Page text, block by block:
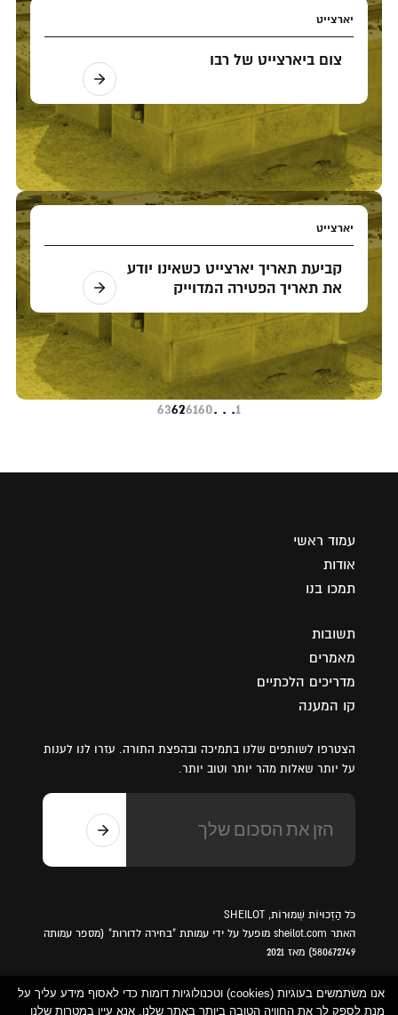
יארצייט
צום ביארצייט של רבו
יארצייט
קביעת תאריך יארצייט כשאינו יודע
את תאריך הפטירה המדוייק
1
. . .
60
61
62
63
עמוד ראשי
אודות
תמכו בנו
תשובות
מאמרים
מדריכים הלכתיים
קו המענה
הצטרפו לשותפים שלנו בתמיכה ובהפצת התורה. עזרו לנו לענות
על יותר שאלות מהר יותר וטוב יותר.
כֹּל הַזְכוּיוֹת שְׁמוּרוֹת, SHEILOT
האתר sheilot.com מופעל על ידי עמותת "בחירה לדורות" (מספר עמותה
580672749) מאז 2021
sheilot.com 2026
אנו משתמשים בעוגיות (cookies) וטכנולוגיות דומות כדי לאסוף מידע עליך על
מנת לספק לך את החוויה הטובה ביותר באתר שלנו. אנא עיין במטרות שלנו